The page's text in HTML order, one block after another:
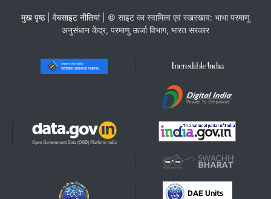
मुख पृष्ठ| वेबसाइट नीतियां| © साइट का स्वामित्व एवं रखरखाव: भाभा परमाणु
अनुसंधान केंद्र, परमाणु ऊर्जा विभाग, भारत सरकार